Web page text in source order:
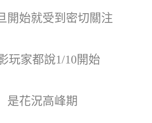
開始就受到密切關注
玩家都說1/10開始
是花況高峰期